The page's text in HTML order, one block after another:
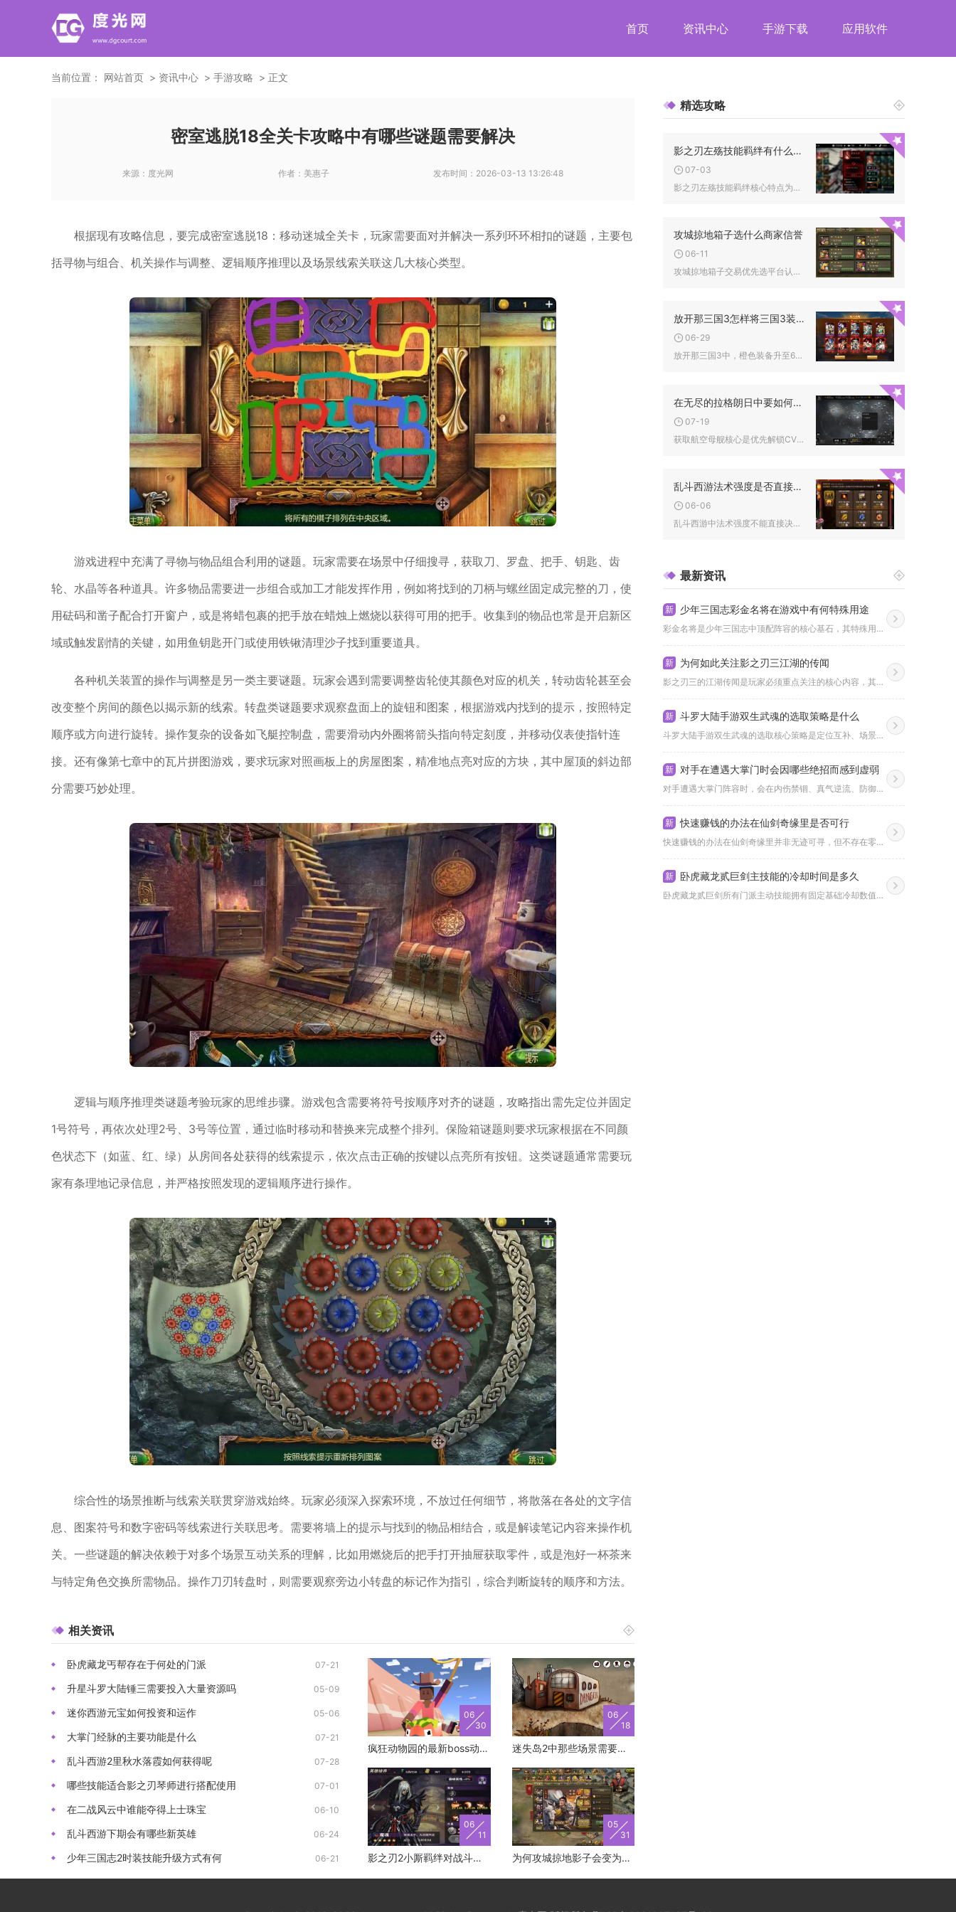
首页 资讯中心 手游下载 应用软件
当前位置： 网站首页 资讯中心 手游攻略 正文
密室逃脱18全关卡攻略中有哪些谜题需要解决
来源： 度光网 作者： 美惠子 发布时间： 2026-03-13 13:26:48
根据现有攻略信息，要完成密室逃脱18：移动迷城全关卡，玩家需要面对并解决一系列环环相扣的谜题，主要包
括寻物与组合、机关操作与调整、逻辑顺序推理以及场景线索关联这几大核心类型。
游戏进程中充满了寻物与物品组合利用的谜题。玩家需要在场景中仔细搜寻，获取刀、罗盘、把手、钥匙、齿
轮、水晶等各种道具。许多物品需要进一步组合或加工才能发挥作用，例如将找到的刀柄与螺丝固定成完整的刀，使
用砝码和凿子配合打开窗户，或是将蜡包裹的把手放在蜡烛上燃烧以获得可用的把手。收集到的物品也常是开启新区
域或触发剧情的关键，如用鱼钥匙开门或使用铁锹清理沙子找到重要道具。
各种机关装置的操作与调整是另一类主要谜题。玩家会遇到需要调整齿轮使其颜色对应的机关，转动齿轮甚至会
改变整个房间的颜色以揭示新的线索。转盘类谜题要求观察盘面上的旋钮和图案，根据游戏内找到的提示，按照特定
顺序或方向进行旋转。操作复杂的设备如飞艇控制盘，需要滑动内外圈将箭头指向特定刻度，并移动仪表使指针连
接。还有像第七章中的瓦片拼图游戏，要求玩家对照画板上的房屋图案，精准地点亮对应的方块，其中屋顶的斜边部
分需要巧妙处理。
逻辑与顺序推理类谜题考验玩家的思维步骤。游戏包含需要将符号按顺序对齐的谜题，攻略指出需先定位并固定
1号符号，再依次处理2号、3号等位置，通过临时移动和替换来完成整个排列。保险箱谜题则要求玩家根据在不同颜
色状态下（如蓝、红、绿）从房间各处获得的线索提示，依次点击正确的按键以点亮所有按钮。这类谜题通常需要玩
家有条理地记录信息，并严格按照发现的逻辑顺序进行操作。
综合性的场景推断与线索关联贯穿游戏始终。玩家必须深入探索环境，不放过任何细节，将散落在各处的文字信
息、图案符号和数字密码等线索进行关联思考。需要将墙上的提示与找到的物品相结合，或是解读笔记内容来操作机
关。一些谜题的解决依赖于对多个场景互动关系的理解，比如用燃烧后的把手打开抽屉获取零件，或是泡好一杯茶来
与特定角色交换所需物品。操作刀刃转盘时，则需要观察旁边小转盘的标记作为指引，综合判断旋转的顺序和方法。
相关资讯
卧虎藏龙丐帮存在于何处的门派 07-21
升星斗罗大陆锤三需要投入大量资源吗 05-09
迷你西游元宝如何投资和运作 05-06
大掌门经脉的主要功能是什么 07-21
乱斗西游2里秋水落霞如何获得呢 07-28
哪些技能适合影之刃琴师进行搭配使用 07-01
在二战风云中谁能夺得上士珠宝 06-10
乱斗西游下期会有哪些新英雄 06-24
少年三国志2时装技能升级方式有何 06-21
06
30
疯狂动物园的最新boss动物获得方式有哪些
06
18
迷失岛2中那些场景需要使用绿色药水
06
11
影之刃2小厮羁绊对战斗有何帮助
05
31
为何攻城掠地影子会变为叛军
精选攻略
影之刃左殇技能羁绊有什么特点
07-03
影之刃左殇技能羁绊核心特点为极致输出增益、技能循环强化、配装...
攻城掠地箱子选什么商家信誉
06-11
攻城掠地箱子交易优先选平台认证、信誉等级高、交易成功率95%...
放开那三国3怎样将三国3装备升级为金色品质
06-29
放开那三国3中，橙色装备升至60级且满星后，消耗升级石与大量...
在无尽的拉格朗日中要如何才能有航空母舰
07-19
获取航空母舰核心是优先解锁CV3000蓝图、升级基地至8级、...
乱斗西游法术强度是否直接决定战斗胜负
06-06
乱斗西游中法术强度不能直接决定战斗胜负，它是法系输出的核心属...
最新资讯
新 少年三国志彩金名将在游戏中有何特殊用途
彩金名将是少年三国志中顶配阵容的核心基石，其特殊用途主要集中...
新 为何如此关注影之刃三江湖的传闻
影之刃三的江湖传闻是玩家必须重点关注的核心内容，其不仅能解锁...
新 斗罗大陆手游双生武魂的选取策略是什么
斗罗大陆手游双生武魂的选取核心策略是定位互补、场景适配、养成...
新 对手在遭遇大掌门时会因哪些绝招而感到虚弱
对手遭遇大掌门阵容时，会在内伤禁锢、真气逆流、防御崩塌三类绝...
新 快速赚钱的办法在仙剑奇缘里是否可行
快速赚钱的办法在仙剑奇缘里并非无迹可寻，但不存在零门槛瞬时暴...
新 卧虎藏龙贰巨剑主技能的冷却时间是多久
卧虎藏龙贰巨剑所有门派主动技能拥有固定基础冷却数值，三连0....